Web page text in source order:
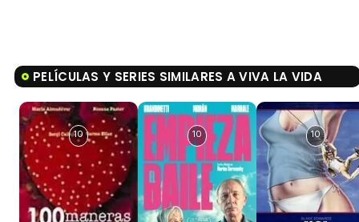
PELÍCULAS Y SERIES SIMILARES A VIVA LA VIDA
10 10 10